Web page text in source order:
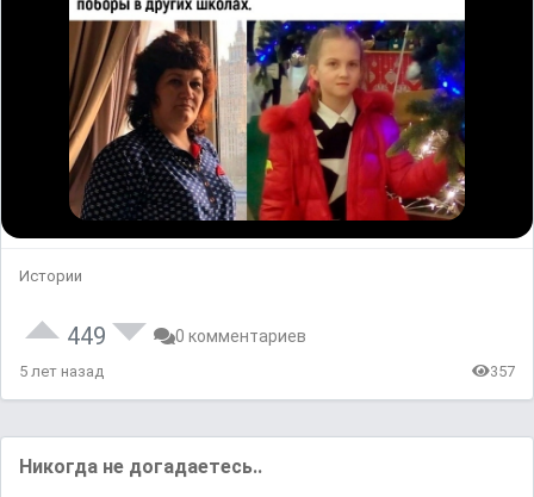
Истории
449 0 комментариев
5 лет назад 357
Никогда не догадаетесь..